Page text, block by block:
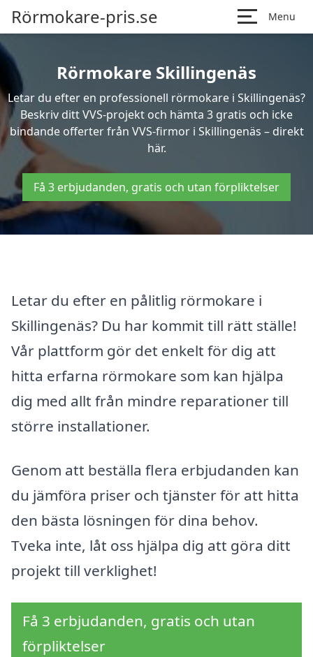
Rörmokare-pris.se Menu
Rörmokare Skillingenäs
Letar du efter en professionell rörmokare i Skillingenäs?
Beskriv ditt VVS-projekt och hämta 3 gratis och icke
bindande offerter från VVS-firmor i Skillingenäs – direkt
här.
Få 3 erbjudanden, gratis och utan förpliktelser
Letar du efter en pålitlig rörmokare i
Skillingenäs? Du har kommit till rätt ställe!
Vår plattform gör det enkelt för dig att
hitta erfarna rörmokare som kan hjälpa
dig med allt från mindre reparationer till
större installationer.
Genom att beställa flera erbjudanden kan
du jämföra priser och tjänster för att hitta
den bästa lösningen för dina behov.
Tveka inte, låt oss hjälpa dig att göra ditt
projekt till verklighet!
Få 3 erbjudanden, gratis och utan
förpliktelser